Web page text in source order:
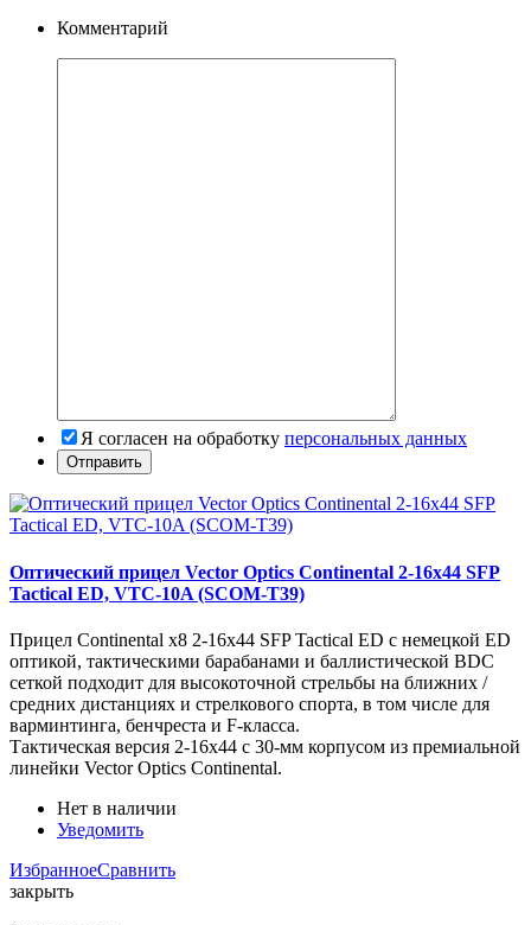
Комментарий
Я согласен на обработку персональных данных
Оптический прицел Vector Optics Continental 2-16x44 SFP
Tactical ED, VTC-10A (SCOM-T39)
Прицел Continental x8 2-16x44 SFP Tactical ED с немецкой ED
оптикой, тактическими барабанами и баллистической BDC
сеткой подходит для высокоточной стрельбы на ближних /
средних дистанциях и стрелкового спорта, в том числе для
варминтинга, бенчреста и F-класса.
Тактическая версия 2-16x44 с 30-мм корпусом из премиальной
линейки Vector Optics Continental.
Нет в наличии
Уведомить
ИзбранноеСравнить
закрыть